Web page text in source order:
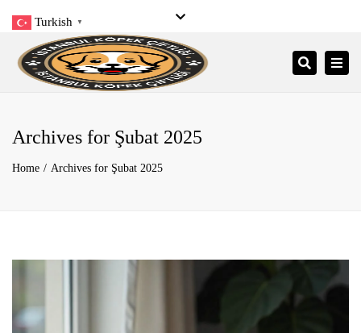
Pzt- Pzr: 9:00 – 21:00
+90 545 206 34 34
info@istanbulkopekciftligi.com
top
bar
Search
Archives for Şubat 2025
Home Archives for Şubat 2025
Turkish ▼